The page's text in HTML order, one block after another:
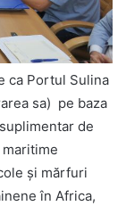
ca Portul Sulina
sa) pe baza
de
și mărfuri
în Africa,